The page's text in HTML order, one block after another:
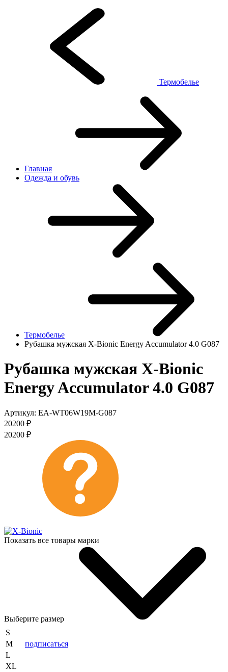
Термобелье
Главная
Одежда и обувь
Термобелье
Рубашка мужская X-Bionic Energy Accumulator 4.0 G087
Рубашка мужская X-Bionic
Energy Accumulator 4.0 G087
Артикул: EA-WT06W19M-G087
20200 ₽
20200 ₽
Показать все товары марки
Выберите размер
S
M
подписаться
L
XL